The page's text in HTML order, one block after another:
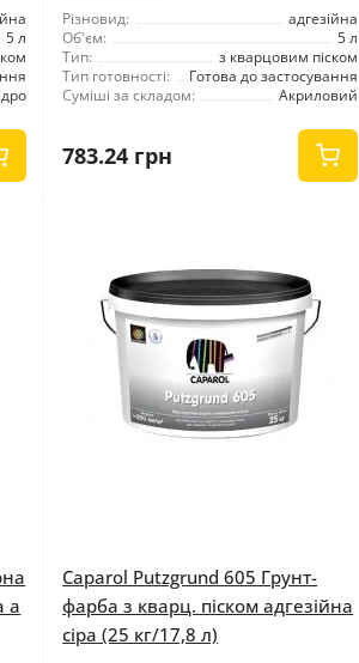
5 л
Різновид:
адгезійна
Об'єм:
5 л
Тип:
з кварцовим піском
Тип готовності:
Готова до застосування
Суміші за складом:
Акриловий
783.24 грн
а
Caparol Putzgrund 605 Грунт-
фарба з кварц. піском адгезійна
сіра (25 кг/17,8 л)